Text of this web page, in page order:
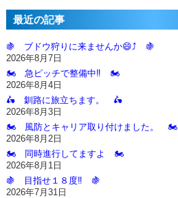
最近の記事
🍇 ブドウ狩りに来ませんか😄⤴️ 🍇
2026年8月7日
🏍️ 急ピッチで整備中‼️ 🏍️
2026年8月4日
🛵 釧路に旅立ちます。 🛵
2026年8月3日
🏍️ 風防とキャリア取り付けました。 🏍️
2026年8月2日
🏍️ 同時進行してますよ 🏍️
2026年8月1日
🍇 目指せ１８度‼️ 🍇
2026年7月31日